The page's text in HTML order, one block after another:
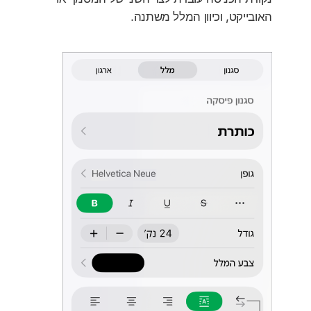
האובייקט, וכיוון המלל משתנה.